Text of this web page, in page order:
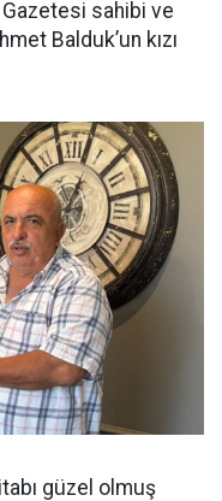
sahibi ve
Balduk’un kızı
güzel olmuş